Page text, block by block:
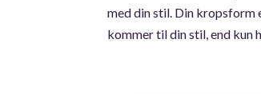
med din stil. Din kropsform
kommer til din stil, end kun